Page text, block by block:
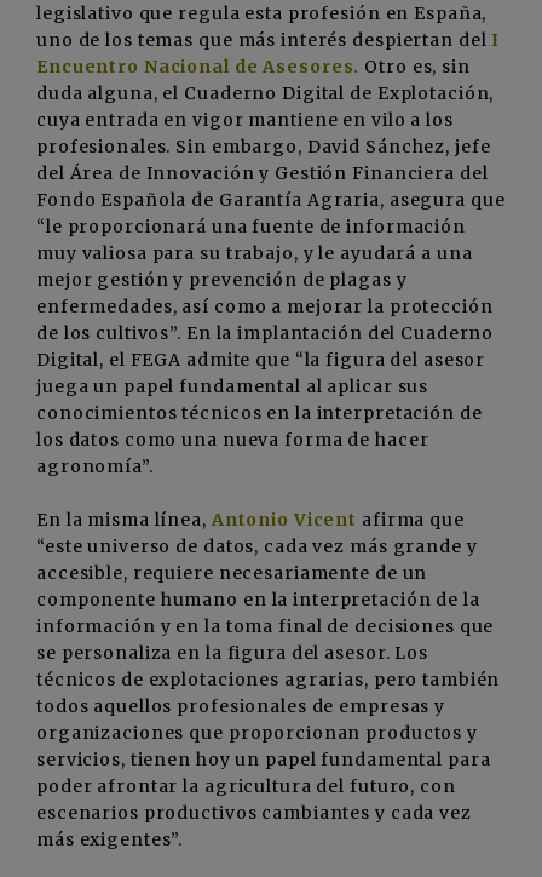
legislativo que regula esta profesión en España,
uno de los temas que más interés despiertan del I
Encuentro Nacional de Asesores. Otro es, sin
duda alguna, el Cuaderno Digital de Explotación,
cuya entrada en vigor mantiene en vilo a los
profesionales. Sin embargo, David Sánchez, jefe
del Área de Innovación y Gestión Financiera del
Fondo Española de Garantía Agraria, asegura que
“le proporcionará una fuente de información
muy valiosa para su trabajo, y le ayudará a una
mejor gestión y prevención de plagas y
enfermedades, así como a mejorar la protección
de los cultivos”. En la implantación del Cuaderno
Digital, el FEGA admite que “la figura del asesor
juega un papel fundamental al aplicar sus
conocimientos técnicos en la interpretación de
los datos como una nueva forma de hacer
agronomía”.
En la misma línea, Antonio Vicent afirma que
“este universo de datos, cada vez más grande y
accesible, requiere necesariamente de un
componente humano en la interpretación de la
información y en la toma final de decisiones que
se personaliza en la figura del asesor. Los
técnicos de explotaciones agrarias, pero también
todos aquellos profesionales de empresas y
organizaciones que proporcionan productos y
servicios, tienen hoy un papel fundamental para
poder afrontar la agricultura del futuro, con
escenarios productivos cambiantes y cada vez
más exigentes”.